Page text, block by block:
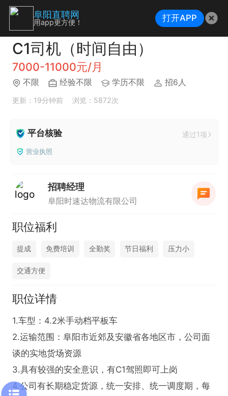
C1司机（时间自由）
7000-11000元/月
不限 经验不限 学历不限 招6人
更新：19分钟前 浏览：5872次
平台核验 通过1项
营业执照
招聘经理
阜阳时速达物流有限公司
职位福利
提成 免费培训 全勤奖 节日福利 压力小
交通方便
职位详情
1.车型：4.2米手动档平板车
2.运输范围：阜阳市近郊及安徽省各地区市，公司面
谈的实地货场资源
3.具有较强的安全意识，有C1驾照即可上岗
4.公司有长期稳定货源，统一安排、统一调度期，每
阜阳直聘网
用app更方便！ 打开APP